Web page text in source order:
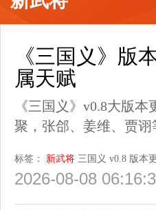
《三国义》版
属天赋
《三国义》v0.8大版
聚，张郃、姜维、贾
标签： 新武将 三国义 v0.8 版本
2026-08-08